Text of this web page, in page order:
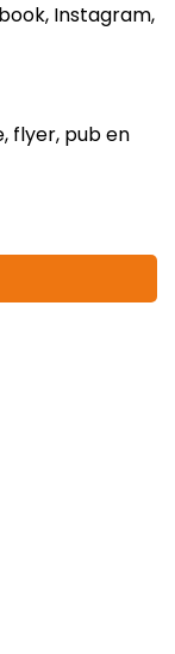
Instagram,
flyer, pub en